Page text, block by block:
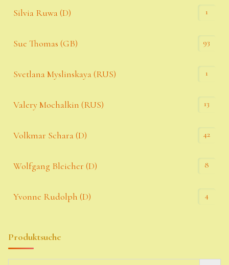
Silvia Ruwa (D) 1
Sue Thomas (GB) 93
Svetlana Myslinskaya (RUS) 1
Valery Mochalkin (RUS) 13
Volkmar Schara (D) 42
Wolfgang Bleicher (D) 8
Yvonne Rudolph (D) 4
Produktsuche